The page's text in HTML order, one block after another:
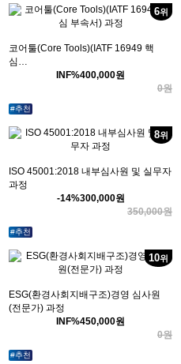
코어툴(Core Tools)(IATF 16949 핵
심…
INF%400,000원
0원
6위
#추천
ISO 45001:2018 내부심사원 및 실무자
과정
-14%300,000원
350,000원
8위
#추천
ESG(환경사회지배구조)경영 심사원
(전문가) 과정
INF%450,000원
0원
10위
#추천